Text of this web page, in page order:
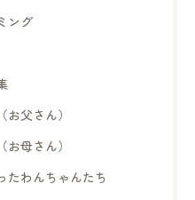
ング
お父さん）
お母さん）
たわんちゃんたち